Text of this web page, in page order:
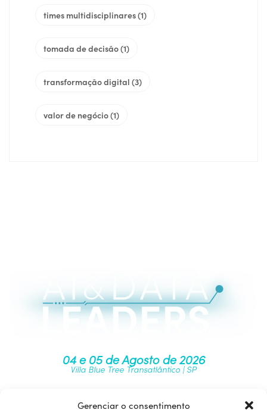
Gerenciar o consentimento
times multidisciplinares(1)
tomada de decisão(1)
transformação digital (3)
valor de negócio(1)
04 e 05 de Agosto de 2026
Villa Blue Tree Transatlântico | SP